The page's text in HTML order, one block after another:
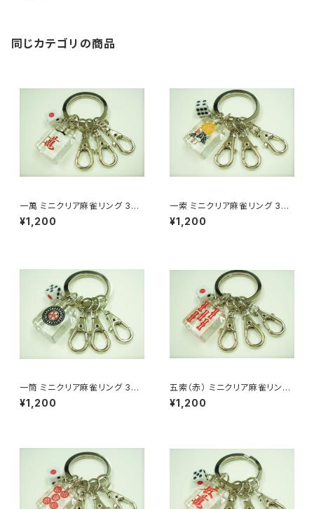
同じカテゴリの商品
一萬 ミニクリア麻雀リング 3連
キーホルダー
¥1,200
一索 ミニクリア麻雀リング 3連
キーホルダー
¥1,200
一筒 ミニクリア麻雀リング 3連
キーホルダー
¥1,200
五索（赤） ミニクリア麻雀リング
3連キーホルダー
¥1,200